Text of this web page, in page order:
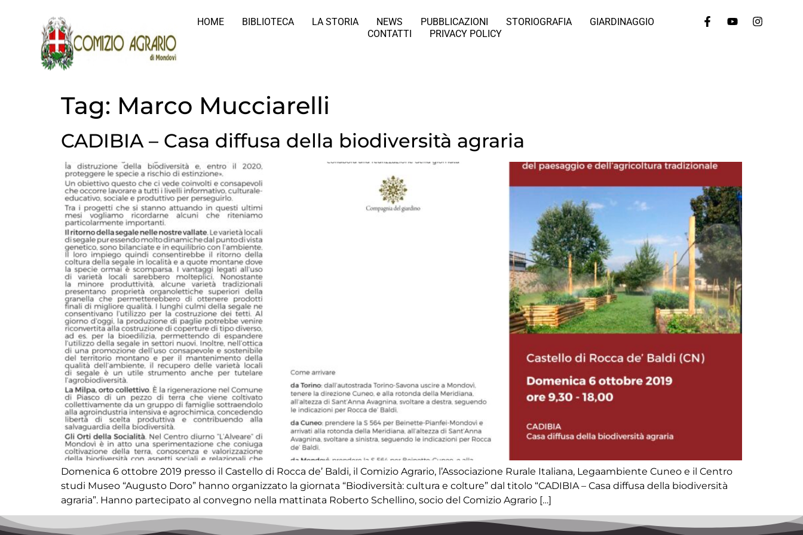
HOME BIBLIOTECA LA STORIA NEWS PUBBLICAZIONI STORIOGRAFIA
GIARDINAGGIO
CONTATTI
PRIVACY POLICY
Tag: Marco Mucciarelli
CADIBIA – Casa diffusa della biodiversità agraria
Domenica 6 ottobre 2019 presso il Castello di Rocca de’ Baldi, il Comizio Agrario, l’Associazione Rurale Italiana, Legaambiente Cuneo e il Centro
studi Museo “Augusto Doro” hanno organizzato la giornata “Biodiversità: cultura e colture” dal titolo “CADIBIA – Casa diffusa della biodiversità
agraria”. Hanno partecipato al convegno nella mattinata Roberto Schellino, socio del Comizio Agrario […]